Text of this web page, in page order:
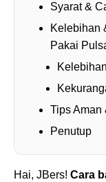
Syarat &
Kelebihan
Pakai
Kelebihan
Tips Aman
Penutup
Hai, JBers! Cara